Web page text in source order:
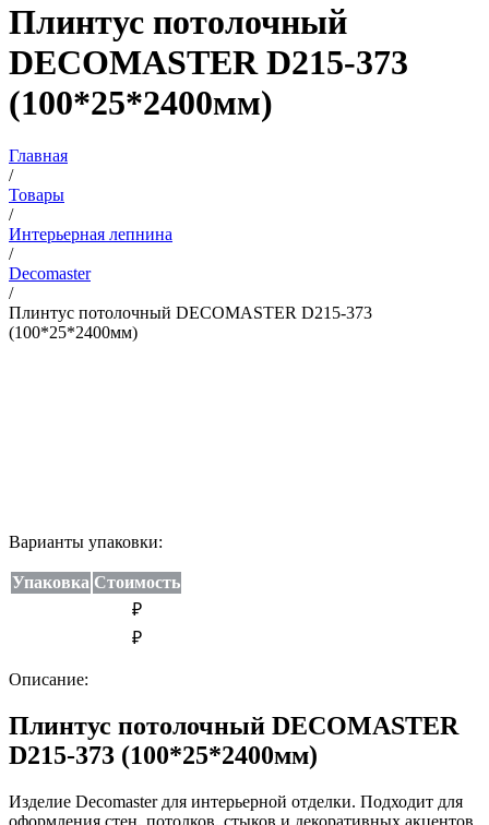
Плинтус потолочный
DECOMASTER D215-373
(100*25*2400мм)
Главная
/
Товары
/
Интерьерная лепнина
/
Decomaster
/
Плинтус потолочный DECOMASTER D215-373
(100*25*2400мм)
Варианты упаковки:
Упаковка Стоимость
₽
₽
Описание:
Плинтус потолочный DECOMASTER
D215-373 (100*25*2400мм)
Изделие Decomaster для интерьерной отделки. Подходит для
оформления стен, потолков, стыков и декоративных акцентов